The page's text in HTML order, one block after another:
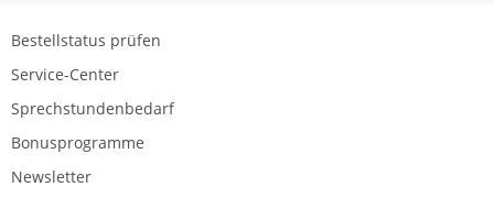
Bestellstatus prüfen
Service-Center
Sprechstundenbedarf
Bonusprogramme
Newsletter